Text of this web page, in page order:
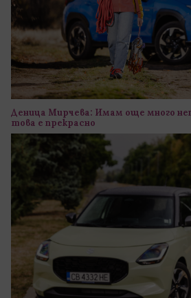
Деница Мирчева: Имам още много
това е прекрасно